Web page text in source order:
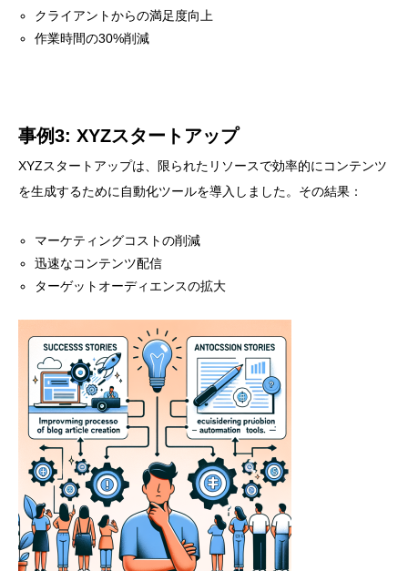
クライアントからの満足度向上
作業時間の30%削減
事例3: XYZスタートアップ
XYZスタートアップは、限られたリソースで効率的にコンテンツ
を生成するために自動化ツールを導入しました。その結果：
マーケティングコストの削減
迅速なコンテンツ配信
ターゲットオーディエンスの拡大